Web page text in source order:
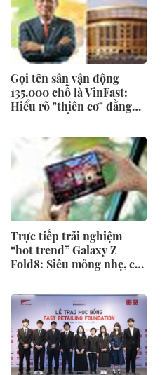
Gọi tên sân vận động
135.000 chỗ là VinFast:
Hiểu rõ "thiên cơ" đằng
tầm nhìn thâm sâu cỡ nào
Trực tiếp trải nghiệm
“hot trend” Galaxy Z
Fold8: Siêu mỏng nhẹ, cày